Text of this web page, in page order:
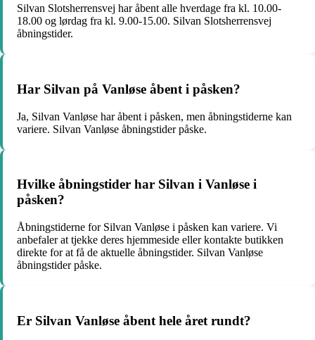
Silvan Slotsherrensvej har åbent alle hverdage fra kl. 10.00-
18.00 og lørdag fra kl. 9.00-15.00. Silvan Slotsherrensvej
åbningstider.
Har Silvan på Vanløse åbent i påsken?
Ja, Silvan Vanløse har åbent i påsken, men åbningstiderne kan
variere. Silvan Vanløse åbningstider påske.
Hvilke åbningstider har Silvan i Vanløse i
påsken?
Åbningstiderne for Silvan Vanløse i påsken kan variere. Vi
anbefaler at tjekke deres hjemmeside eller kontakte butikken
direkte for at få de aktuelle åbningstider. Silvan Vanløse
åbningstider påske.
Er Silvan Vanløse åbent hele året rundt?